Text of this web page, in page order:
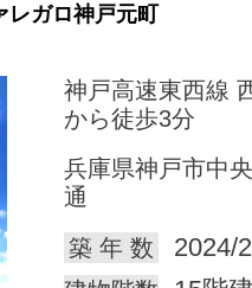
レガロ神戸元町
神戸高速東西線
から徒歩3分
兵庫県神戸市中
通
築 年 数
2024/